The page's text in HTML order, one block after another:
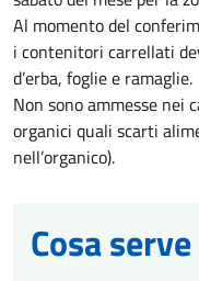
Al momento del
i contenitori carrellati
d’erba, foglie e ramaglie.
Non sono ammesse
organici quali scarti
nell’organico).
Cosa serve